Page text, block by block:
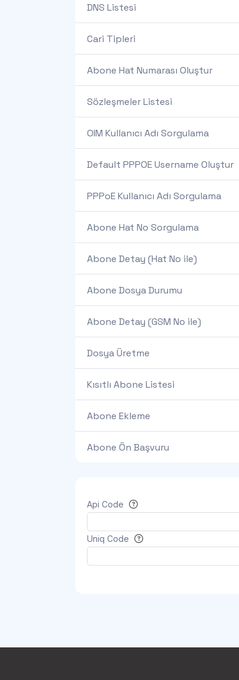
DNS Listesi
Cari Tipleri
Abone Hat Numarası Oluştur
Sözleşmeler Listesi
OIM Kullanıcı Adı Sorgulama
Default PPPOE Username Oluştur
PPPoE Kullanıcı Adı Sorgulama
Abone Hat No Sorgulama
Abone Detay (Hat No ile)
Abone Dosya Durumu
Abone Detay (GSM No ile)
Dosya Üretme
Kısıtlı Abone Listesi
Abone Ekleme
Abone Ön Başvuru
Api Code
Uniq Code